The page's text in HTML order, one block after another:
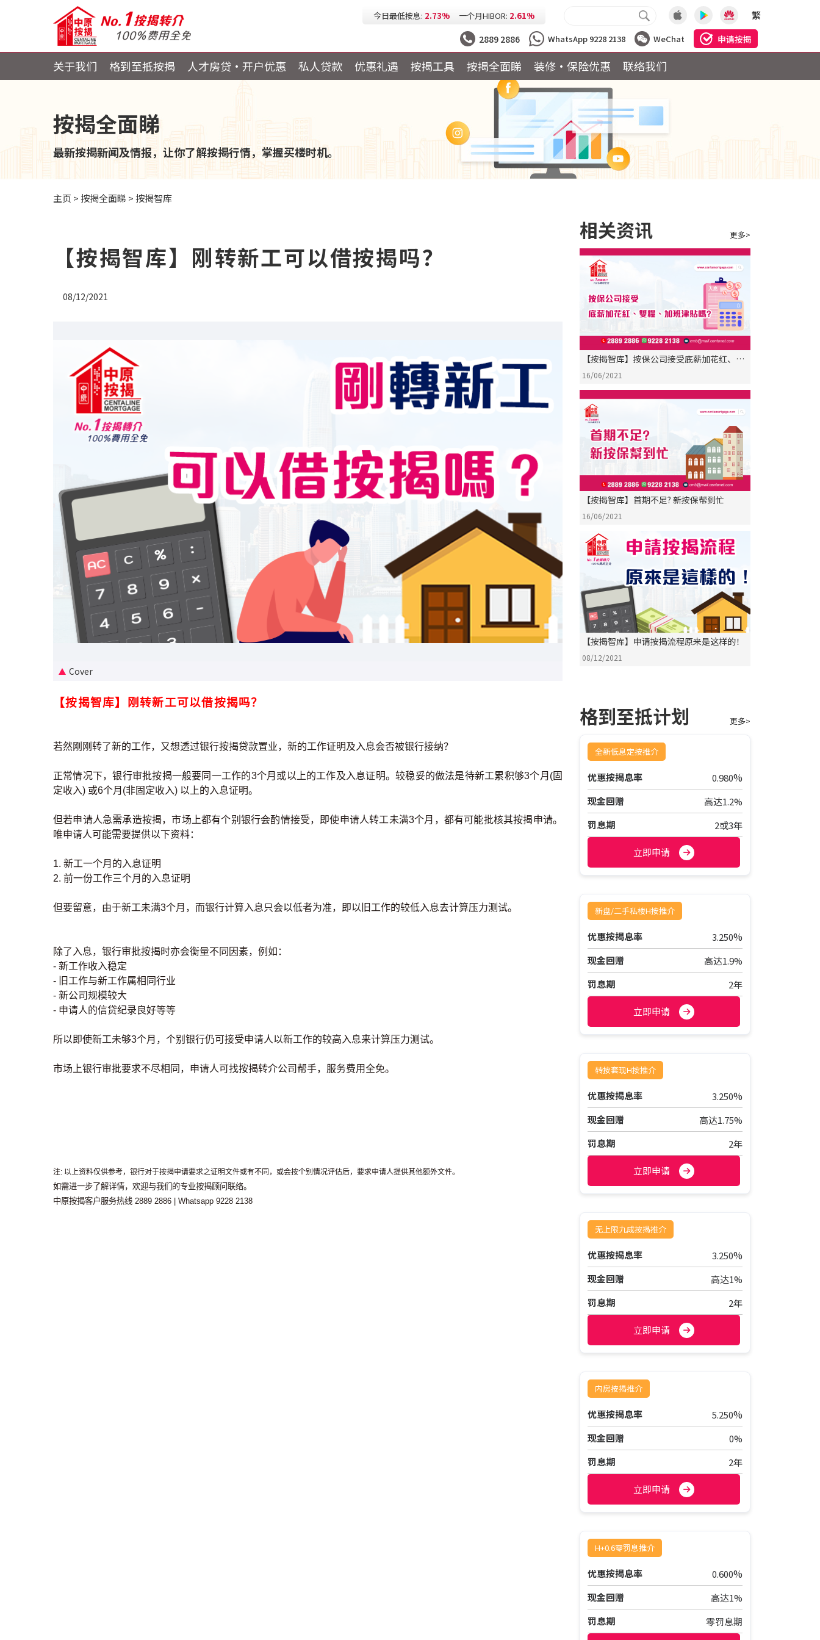
今日最低按息: 2.73% 一个月HIBOR: 2.61%
今日最低H按: 3.25%
繁
2889 2886 WhatsApp 9228 2138 WeChat 申请按揭
关于我们 格到至抵按揭 人才房贷・开户优惠 私人贷款 优惠礼遇 按揭工具 按揭全面睇 装修·保险优惠 联络我们
按揭全面睇
最新按揭新闻及情报，让你了解按揭行情，掌握买楼时机。
主页 >按揭全面睇 >按揭智库
【按揭智库】刚转新工可以借按揭吗？
08/12/2021
Cover
【按揭智库】刚转新工可以借按揭吗？
若然刚刚转了新的工作，又想透过银行按揭贷款置业，新的工作证明及入息会否被银行接纳？
正常情况下，银行审批按揭一般要同一工作的3个月或以上的工作及入息证明。较稳妥的做法是待新工累积够3个月(固
定收入) 或6个月(非固定收入) 以上的入息证明。
但若申请人急需承造按揭，市场上都有个别银行会酌情接受，即使申请人转工未满3个月，都有可能批核其按揭申请。
唯申请人可能需要提供以下资料：
1. 新工一个月的入息证明
2. 前一份工作三个月的入息证明
但要留意，由于新工未满3个月，而银行计算入息只会以低者为准，即以旧工作的较低入息去计算压力测试。
除了入息，银行审批按揭时亦会衡量不同因素，例如：
- 新工作收入稳定
- 旧工作与新工作属相同行业
- 新公司规模较大
- 申请人的信贷纪录良好等等
所以即使新工未够3个月，个别银行仍可接受申请人以新工作的较高入息来计算压力测试。
市场上银行审批要求不尽相同，申请人可找按揭转介公司帮手，服务费用全免。
注: 以上资料仅供参考，银行对于按揭申请要求之证明文件或有不同，或会按个别情况评估后，要求申请人提供其他额外文件。
如需进一步了解详情，欢迎与我们的专业按揭顾问联络。
中原按揭客户服务热线 2889 2886 | Whatsapp 9228 2138
相关资讯 更多>
【按揭智库】按保公司接受底薪加花红、双
粮、加班津贴吗?
16/06/2021
【按揭智库】首期不足? 新按保帮到忙
16/06/2021
【按揭智库】申请按揭流程原来是这样的！
08/12/2021
格到至抵计划 更多>
全新低息定按推介
优惠按揭息率 0.980%
现金回赠
高达1.2%
罚息期
2或3年
立即申请
新盘/二手私楼H按推介
优惠按揭息率 3.250%
现金回赠
高达1.9%
罚息期
2年
立即申请
转按套现H按推介
优惠按揭息率 3.250%
现金回赠
高达1.75%
罚息期
2年
立即申请
无上限九成按揭推介
优惠按揭息率 3.250%
现金回赠
高达1%
罚息期
2年
立即申请
内房按揭推介
优惠按揭息率 5.250%
现金回赠
0%
罚息期
2年
立即申请
H+0.6零罚息推介
优惠按揭息率 0.600%
现金回赠
高达1%
罚息期
零罚息期